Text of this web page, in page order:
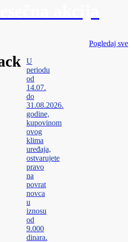
Pogledaj sve
U
periodu
od
14.07.
do
31.08.2026.
godine,
kupovinom
ovog
klima
uređaja,
ostvarujete
pravo
na
povrat
novca
u
iznosu
od
9.000
dinara.